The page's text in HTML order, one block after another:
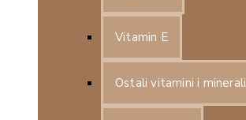
Vitamin E
Ostali vitamini i minerali